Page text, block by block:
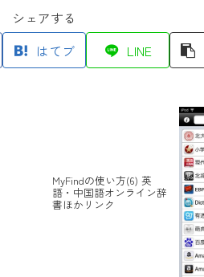
シェアする
はてブ LINE
MyFindの使い方(6) 英
語・中国語オンライン辞
書ほかリンク